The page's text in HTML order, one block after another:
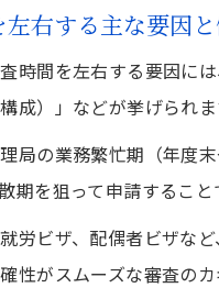
右する主な要因
時間を左右する要因に
成）」などが挙げられ
局の業務繁忙期（年度
期を狙って申請するこ
労ビザ、配偶者ビザな
性がスムーズな審査のカ